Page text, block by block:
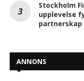
Stockholm
upplevelse
partnerskap
ANNONS